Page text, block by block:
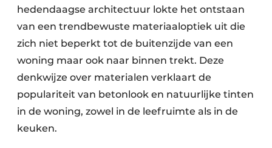
hedendaagse architectuur lokte het ontstaan
van een trendbewuste materiaaloptiek uit die
zich niet beperkt tot de buitenzijde van een
woning maar ook naar binnen trekt. Deze
denkwijze over materialen verklaart de
populariteit van betonlook en natuurlijke tinten
in de woning, zowel in de leefruimte als in de
keuken.